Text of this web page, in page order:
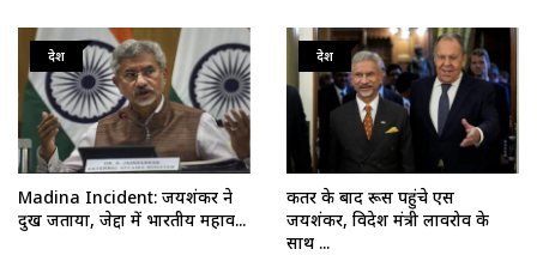
देश
Madina Incident: जयशंकर ने
दुख जताया, जेद्दा में भारतीय महाव...
देश
कतर के बाद रूस पहुंचे एस
जयशंकर, विदेश मंत्री लावरोव के
साथ ...